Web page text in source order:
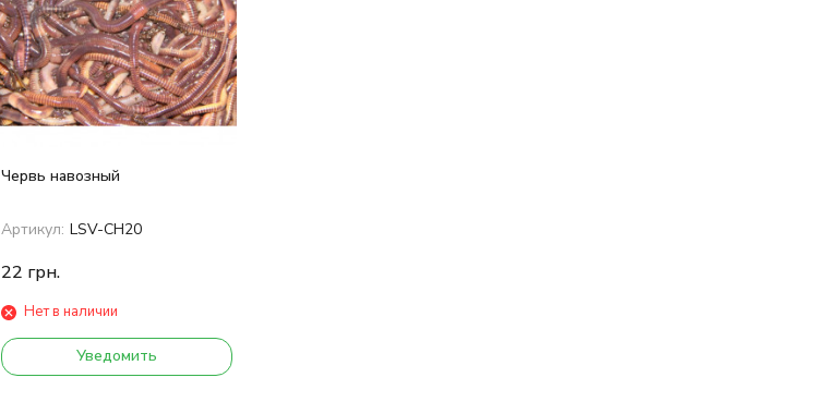
Червь навозный
Артикул: LSV-CH20
22 грн.
Нет в наличии
Уведомить